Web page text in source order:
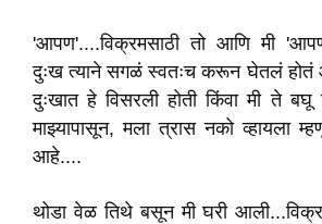
'आपण'....विक्रमसाठी तो आणि मी
दुःख त्याने सगळं स्वतःच करून घेतलं होतं
दुःखात हे विसरली होती किंवा मी ते
माझ्यापासून, मला त्रास नको व्हायला
आहे....
थोडा वेळ तिथे बसून मी घरी